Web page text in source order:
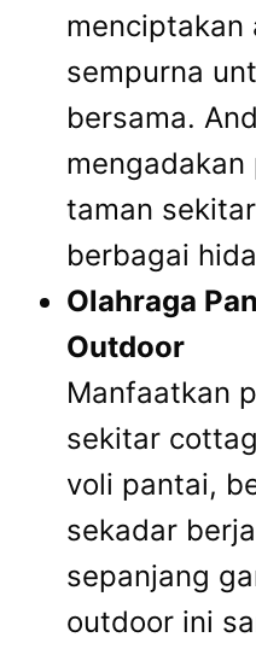
menciptakan
sempurna
bersama.
taman
berbagai
Olahraga
Outdoor
Manfaatkan
sekitar
voli pantai,
sekadar
sepanjang
outdoor ini